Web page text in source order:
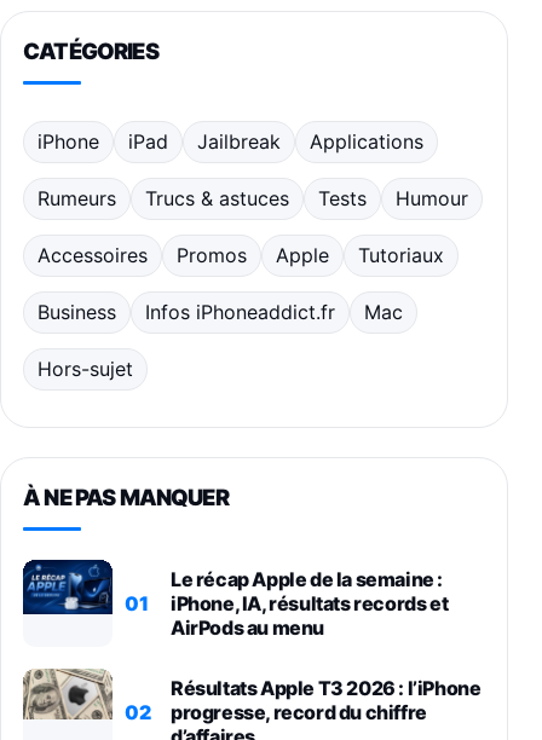
CATÉGORIES
iPhone iPad Jailbreak Applications
Rumeurs Trucs & astuces Tests Humour
Accessoires Promos Apple Tutoriaux
Business Infos iPhoneaddict.fr Mac
Hors-sujet
À NE PAS MANQUER
01
Le récap Apple de la semaine :
iPhone, IA, résultats records et
AirPods au menu
02
Résultats Apple T3 2026 : l’iPhone
progresse, record du chiffre